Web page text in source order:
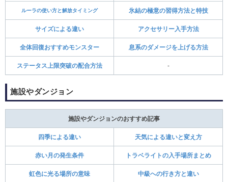
ルーラの使い方と解放タイミング 氷結の極意の習得方法と特技
サイズによる違い アクセサリー入手方法
全体回復おすすめモンスター 息系のダメージを上げる方法
ステータス上限突破の配合方法 ‐
施設やダンジョン
施設やダンジョンのおすすめ記事
四季による違い 天気による違いと変え方
赤い月の発生条件 トラベライトの入手場所まとめ
虹色に光る場所の意味 中級への行き方と違い